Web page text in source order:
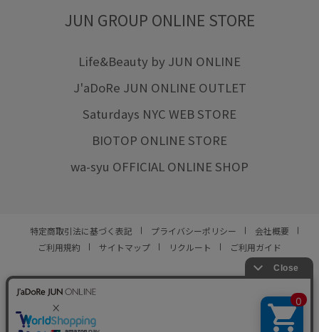
JUN GROUP ONLINE STORE
Life&Beauty by JUN ONLINE
J'aDoRe JUN ONLINE OUTLET
Saturdays NYC WEB STORE
BIOTOP ONLINE STORE
wa-syu OFFICIAL ONLINE SHOP
特定商取引法に基づく表記 プライバシーポリシー
会社概要
ご利用規約
サイトマップ リクルート ご利用ガイド
© JUN CO.,LTD. ALL RIGHTS RESERVED.